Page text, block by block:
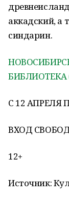
аккадский, а
синдарин.
БИБЛИОТЕКА
С 12 АПРЕЛЯ
ВХОД
12+
Источник: